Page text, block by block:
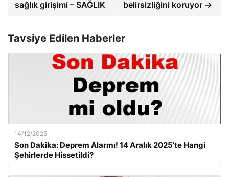
sağlık girişimi – SAĞLIK
belirsizliğini koruyor →
Tavsiye Edilen Haberler
14/12/2025
Son Dakika: Deprem Alarmı! 14 Aralık 2025’te Hangi
Şehirlerde Hissetildi?